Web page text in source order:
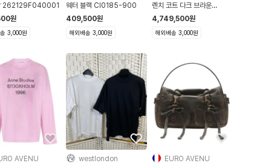
262129F040001
원
3,000원
웨터 블랙 CI0185-900
409,500원
해외배송 3,000원
렌치 코트 다크 브라운
A70196 AD
4,749,500원
해외배송 3,000원
AVENU
westlondon
EURO AVENU